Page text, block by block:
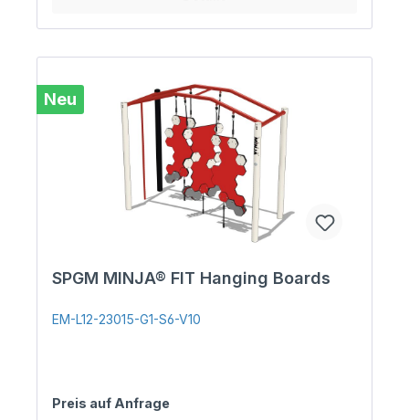
Neu
SPGM MINJA® FIT Hanging Boards
EM-L12-23015-G1-S6-V10
Preis auf Anfrage